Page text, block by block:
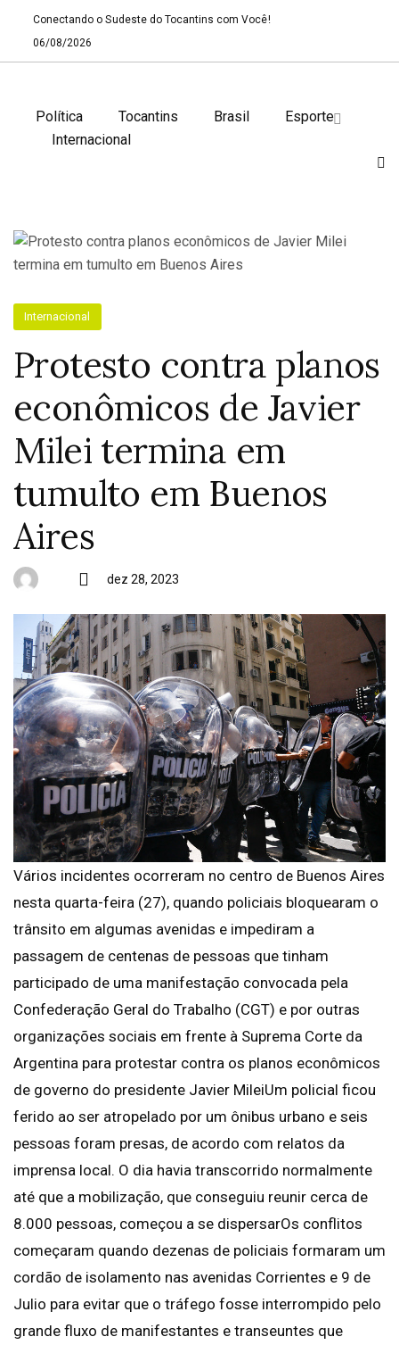
Conectando o Sudeste do Tocantins com Você!
06/08/2026
Política Tocantins Brasil
Esporte
Internacional
Internacional
Protesto contra planos
econômicos de Javier
Milei termina em
tumulto em Buenos
Aires
dez 28, 2023
Vários incidentes ocorreram no centro de Buenos Aires
nesta quarta-feira (27), quando policiais bloquearam o
trânsito em algumas avenidas e impediram a
passagem de centenas de pessoas que tinham
participado de uma manifestação convocada pela
Confederação Geral do Trabalho (CGT) e por outras
organizações sociais em frente à Suprema Corte da
Argentina para protestar contra os planos econômicos
de governo do presidente Javier MileiUm policial ficou
ferido ao ser atropelado por um ônibus urbano e seis
pessoas foram presas, de acordo com relatos da
imprensa local. O dia havia transcorrido normalmente
até que a mobilização, que conseguiu reunir cerca de
8.000 pessoas, começou a se dispersarOs conflitos
começaram quando dezenas de policiais formaram um
cordão de isolamento nas avenidas Corrientes e 9 de
Julio para evitar que o tráfego fosse interrompido pelo
grande fluxo de manifestantes e transeuntes que